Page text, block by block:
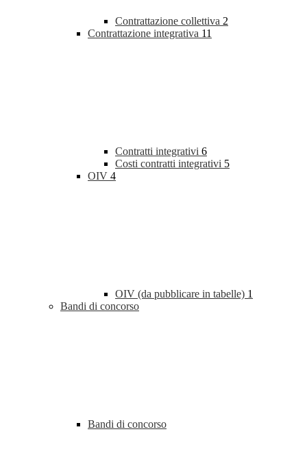
Contrattazione collettiva 2
Contrattazione integrativa 11
Contratti integrativi 6
Costi contratti integrativi 5
OIV 4
OIV (da pubblicare in tabelle) 1
Bandi di concorso
Bandi di concorso